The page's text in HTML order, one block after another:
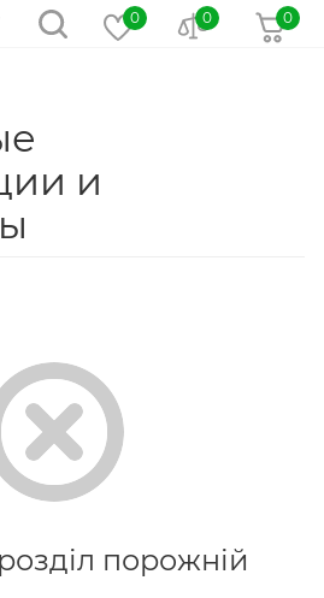
0
0 0
и
порожній